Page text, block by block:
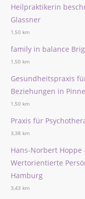
Heilpraktikerin
Glassner
1,50 km
family in balance
1,50 km
Gesundheitspraxis
Beziehungen in
1,50 km
Praxis für
3,38 km
Hans-Norbert
Wertorientierte
Hamburg
3,43 km